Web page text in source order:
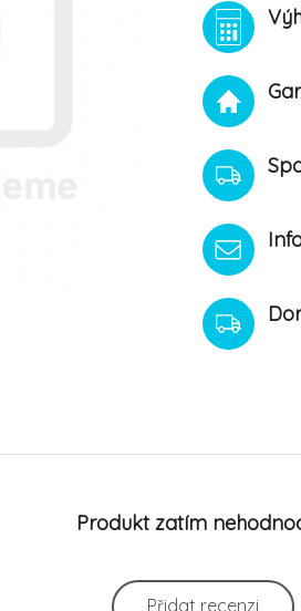
Produkt zatím
Přidat recenzi